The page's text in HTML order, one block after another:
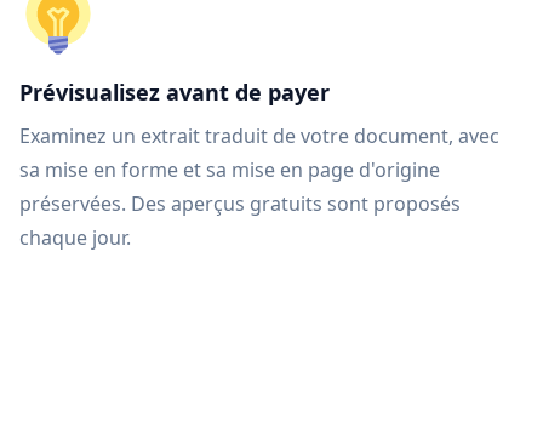
Prévisualisez avant de payer
Examinez un extrait traduit de votre document, avec
sa mise en forme et sa mise en page d'origine
préservées. Des aperçus gratuits sont proposés
chaque jour.